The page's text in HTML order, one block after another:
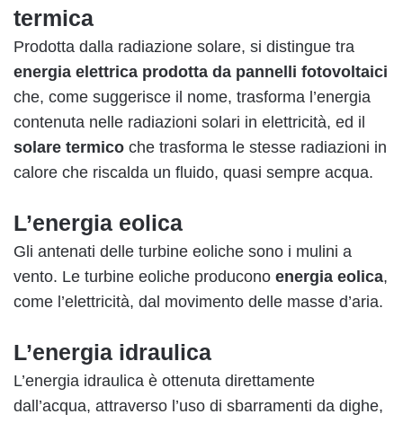
termica
Prodotta dalla radiazione solare, si distingue tra
energia elettrica prodotta da pannelli fotovoltaici
che, come suggerisce il nome, trasforma l’energia
contenuta nelle radiazioni solari in elettricità, ed il
solare termico che trasforma le stesse radiazioni in
calore che riscalda un fluido, quasi sempre acqua.
L’energia eolica
Gli antenati delle turbine eoliche sono i mulini a
vento. Le turbine eoliche producono energia eolica,
come l’elettricità, dal movimento delle masse d’aria.
L’energia idraulica
L’energia idraulica è ottenuta direttamente
dall’acqua, attraverso l’uso di sbarramenti da dighe,